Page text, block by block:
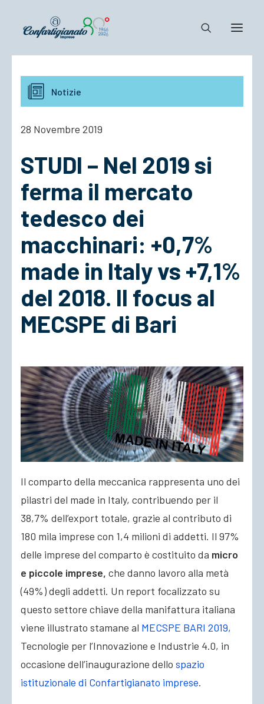
Notizie e Documenti
Confartigianato
Cosa Facciamo
ACCEDI
Notizie
28 Novembre 2019
STUDI – Nel 2019 si
ferma il mercato
tedesco dei
macchinari: +0,7%
made in Italy vs +7,1%
del 2018. Il focus al
MECSPE di Bari
Il comparto della meccanica rappresenta uno dei
pilastri del made in Italy, contribuendo per il
38,7% dell’export totale, grazie al contributo di
180 mila imprese con 1,4 milioni di addetti. Il 97%
delle imprese del comparto è costituito da micro
e piccole imprese, che danno lavoro alla metà
(49%) degli addetti. Un report focalizzato su
questo settore chiave della manifattura italiana
viene illustrato stamane al MECSPE BARI 2019,
Tecnologie per l’Innovazione e Industrie 4.0, in
occasione dell’inaugurazione dello spazio
istituzionale di Confartigianato imprese.